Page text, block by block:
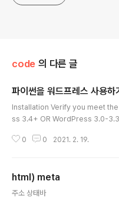
code 의 다른 글
파이썬을 워드프레스 사용하
Installation Verify you meet
ss 3.4+ OR WordPress 3.0-
stall python-wordpress-
-wordpress-xmlrpc 2.3
0 0 2021. 2. 19.
html) meta
주소 상태바